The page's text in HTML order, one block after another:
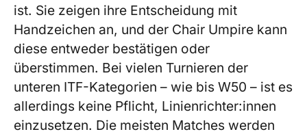
ist. Sie zeigen ihre Entscheidung mit
Handzeichen an, und der Chair Umpire kann
diese entweder bestätigen oder
überstimmen. Bei vielen Turnieren der
unteren ITF-Kategorien – wie bis W50 – ist es
allerdings keine Pflicht, Linienrichter:innen
einzusetzen. Die meisten Matches werden